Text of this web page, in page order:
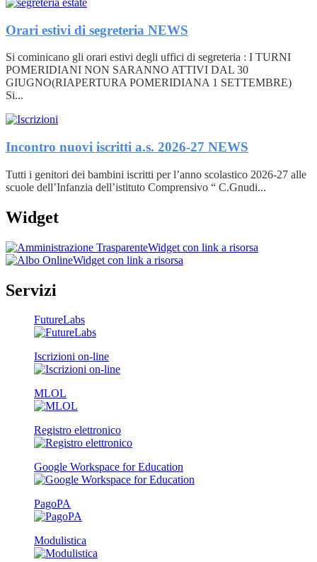
Orari estivi di segreteria NEWS
Si cominicano gli orari estivi degli uffici di segreteria : I TURNI
POMERIDIANI NON SARANNO ATTIVI DAL 30
GIUGNO(RIAPERTURA POMERIDIANA 1 SETTEMBRE)
Si...
Incontro nuovi iscritti a.s. 2026-27 NEWS
Tutti i genitori dei bambini iscritti per l’anno scolastico 2026-27 alle
scuole dell’Infanzia dell’istituto Comprensivo “ C.Gnudi...
Widget
Widget con link a risorsa
Widget con link a risorsa
Servizi
FutureLabs
Iscrizioni on-line
MLOL
Registro elettronico
Google Workspace for Education
PagoPA
Modulistica